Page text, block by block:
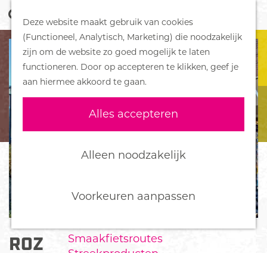
Deze website maakt gebruik van cookies
(Functioneel, Analytisch, Marketing) die noodzakelijk
zijn om de website zo goed mogelijk te laten
functioneren. Door op accepteren te klikken, geef je
aan hiermee akkoord te gaan.
Alles accepteren
Alleen noodzakelijk
Voorkeuren aanpassen
G
a
d
e
h
o
m
e
p
a
g
o
e
k
e
n
M
e
n
u
DORPEN
Bennekom
De Klomp
Deelen
Ederveen
Harskamp
Hoenderloo
Wekerom
Smaakfietsroutes
ROZENPLEIN EDE